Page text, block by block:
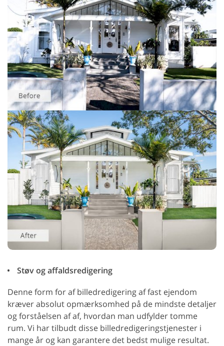
Støv og affaldsredigering
Denne form for af billedredigering af fast ejendom
kræver absolut opmærksomhed på de mindste detaljer
og forståelsen af af, hvordan man udfylder tomme
rum. Vi har tilbudt disse billedredigeringstjenester i
mange år og kan garantere det bedst mulige resultat.